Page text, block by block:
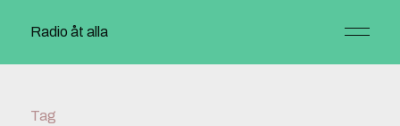
Radio åt alla
Tag